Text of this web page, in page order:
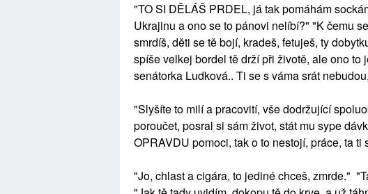
"TO SI DĚLÁŠ PRDEL, já tak pomáhám
Ukrajinu a ono se to pánovi nelíbí?" "K čemu
smrdíš, děti se tě bojí, kradeš, fetuješ, ty
spíše velkej bordel tě drží při životě, ale ono
senátorka Ludková.. Ti se s váma srát
"Slyšíte to milí a pracovití, vše dodržující
poroučet, posral si sám život, stát mu sype
OPRAVDU pomoci, tak o to nestojí, práce, ta ti
"Jo, chlast a cigára, to jediné chceš, zmrde."